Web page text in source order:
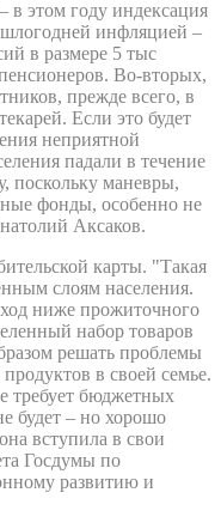
в этом году индексация
инфляцией –
в размере 5 тыс
Во-вторых,
прежде всего, в
Если это будет
неприятной
падали в течение
поскольку маневры,
фонды, особенно не
Аксаков.
карты. "Такая
слоям населения.
ниже прожиточного
набор товаров
решать проблемы
в своей семье.
требует бюджетных
будет – но хорошо
вступила в свои
Госдумы по
развитию и